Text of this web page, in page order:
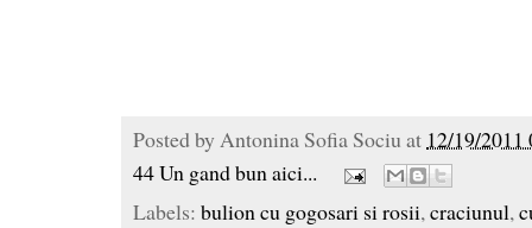
Posted by Antonina Sofia Sociu at 12/19/2011
44 Un gand bun aici...
Labels: bulion cu gogosari si rosii,craciunul,